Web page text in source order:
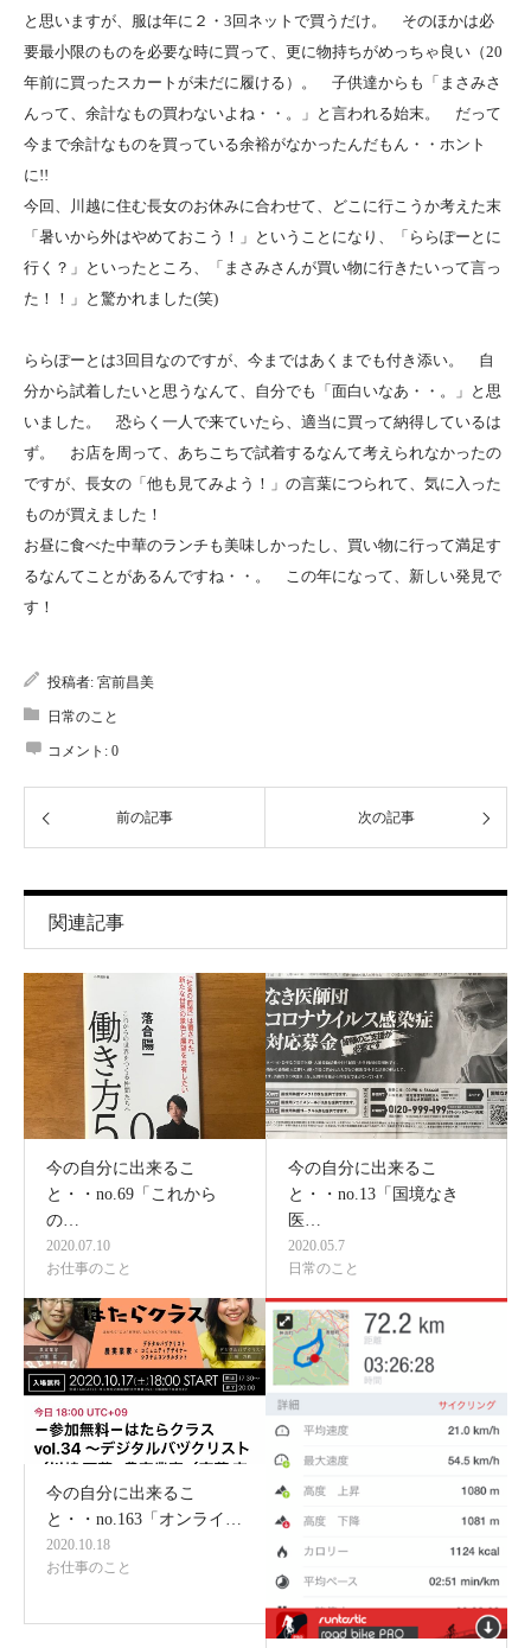
と思いますが、服は年に２・3回ネットで買うだけ。 そのほかは必
要最小限のものを必要な時に買って、更に物持ちがめっちゃ良い（20
年前に買ったスカートが未だに履ける）。 子供達からも「まさみさ
んって、余計なもの買わないよね・・。」と言われる始末。 だって
今まで余計なものを買っている余裕がなかったんだもん・・ホント
に!!
今回、川越に住む長女のお休みに合わせて、どこに行こうか考えた末
「暑いから外はやめておこう！」ということになり、「ららぽーとに
行く？」といったところ、「まさみさんが買い物に行きたいって言っ
た！！」と驚かれました(笑)
ららぽーとは3回目なのですが、今まではあくまでも付き添い。 自
分から試着したいと思うなんて、自分でも「面白いなあ・・。」と思
いました。 恐らく一人で来ていたら、適当に買って納得しているは
ず。 お店を周って、あちこちで試着するなんて考えられなかったの
ですが、長女の「他も見てみよう！」の言葉につられて、気に入った
ものが買えました！
お昼に食べた中華のランチも美味しかったし、買い物に行って満足す
るなんてことがあるんですね・・。 この年になって、新しい発見で
す！
投稿者: 宮前昌美
日常のこと
コメント: 0
前の記事 次の記事
関連記事
今の自分に出来るこ
と・・no.69「これから
の…
2020.07.10
お仕事のこと
今の自分に出来るこ
と・・no.13「国境なき
医…
2020.05.7
日常のこと
今の自分に出来るこ
と・・no.163「オンライ…
2020.10.18
お仕事のこと